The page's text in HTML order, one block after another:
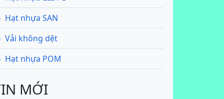
Hạt nhựa SAN
Vải không dệt
Hạt nhựa POM
MỚI